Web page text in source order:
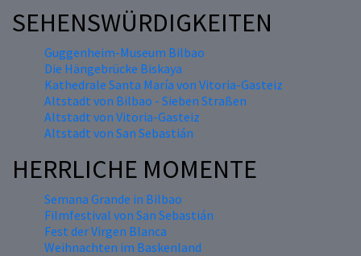
SEHENSWÜRDIGKEITEN
Guggenheim-Museum Bilbao
Die Hängebrücke Biskaya
Kathedrale Santa María von Vitoria-Gasteiz
Altstadt von Bilbao - Sieben Straßen
Altstadt von Vitoria-Gasteiz
Altstadt von San Sebastián
HERRLICHE MOMENTE
Semana Grande in Bilbao
Filmfestival von San Sebastián
Fest der Virgen Blanca
Weihnachten im Baskenland